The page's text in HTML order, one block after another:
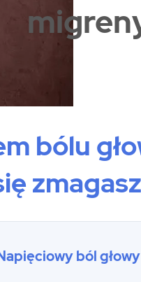
bólu
ból głowy